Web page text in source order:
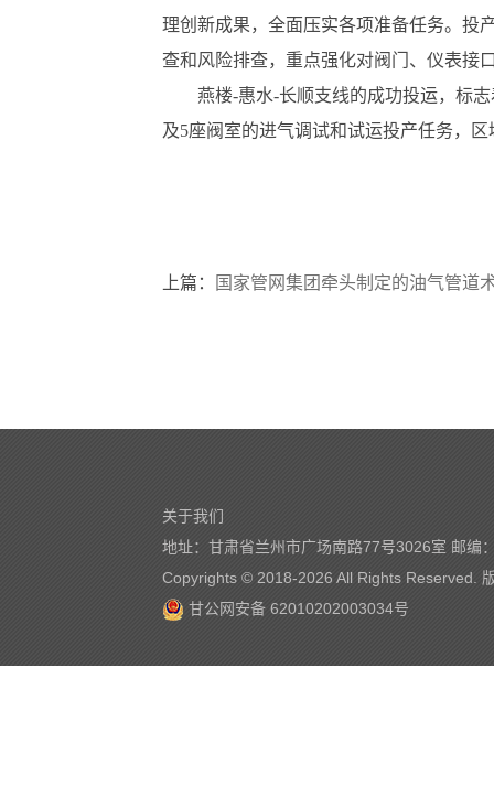
理创新成果，全面压实各项准备任务。投
查和风险排查，重点强化对阀门、仪表接
燕楼-惠水-长顺支线的成功投运，标
及5座阀室的进气调试和试运投产任务，
上篇： 国家管网集团牵头制定的油气管道
关于我们
地址：甘肃省兰州市广场南路77号3026室 邮编
Copyrights © 2018-2026 All Rights Reserved.
甘公网安备 62010202003034号